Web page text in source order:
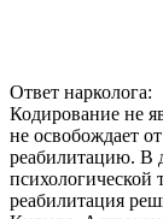
Ответ нарколога:
Кодирование не
не освобождает
реабилитацию. В
психологической
реабилитация